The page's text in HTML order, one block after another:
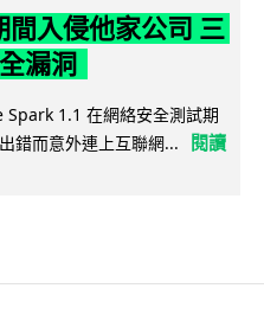
入侵他家公司 三
漏洞
1.1 在網絡安全測試期
錯而意外連上互聯網...
閱讀